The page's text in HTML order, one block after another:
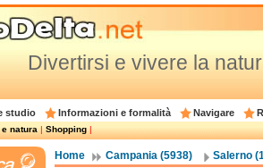
Divertirsi e vivere la
studio Informazioni e formalità Navigare
natura|Shopping|
Home Campania (5938) Salerno